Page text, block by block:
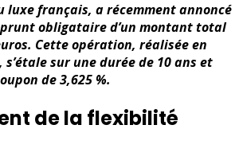
luxe français, a récemment annoncé
obligataire d’un montant total
Cette opération, réalisée en
sur une durée de 10 ans et
de 3,625 %.
de la flexibilité